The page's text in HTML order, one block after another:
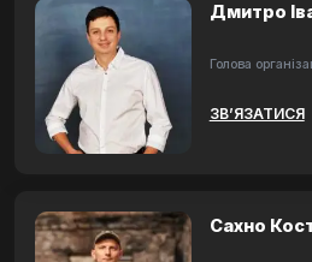
Дмитро
Голова
ЗВ’ЯЗАТИСЯ
Сахно